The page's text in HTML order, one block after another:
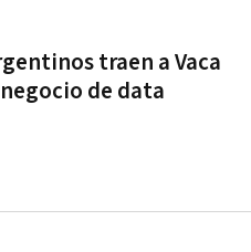
traen a Vaca
de data